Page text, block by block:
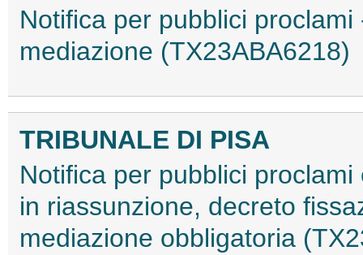
Notifica per pubblici
mediazione (TX23ABA6218)
TRIBUNALE DI PISA
Notifica per pubblici
in riassunzione, decreto
mediazione obbligatoria